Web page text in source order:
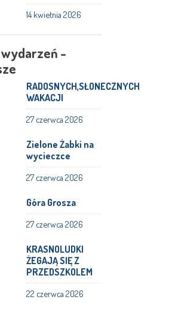
14 kwietnia 2026
-
RADOSNYCH,SŁONECZNYCH
WAKACJI
27 czerwca 2026
Zielone Żabki na
wycieczce
27 czerwca 2026
Góra Grosza
27 czerwca 2026
KRASNOLUDKI
ŻEGAJĄ SIĘ Z
PRZEDSZKOLEM
22 czerwca 2026